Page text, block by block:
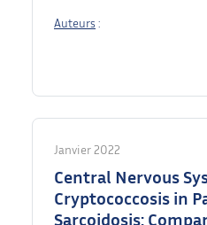
Auteurs :
Janvier 2022
Central Nervous
Cryptococcosis in
Sarcoidosis: